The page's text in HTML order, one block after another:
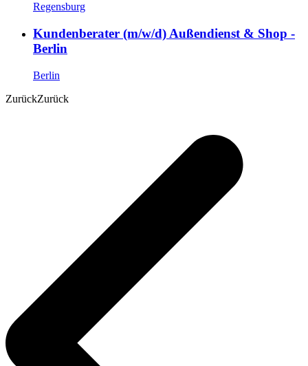
Regensburg
Kundenberater (m/w/d) Außendienst & Shop -
Berlin
Berlin
ZurückZurück